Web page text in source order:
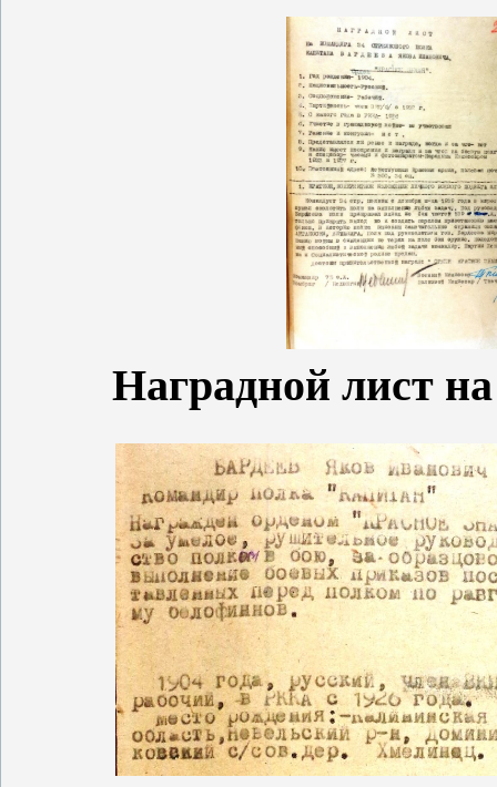
Наградной лист